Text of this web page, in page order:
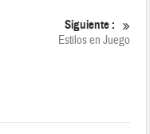
Siguiente :
Estilos en Juego